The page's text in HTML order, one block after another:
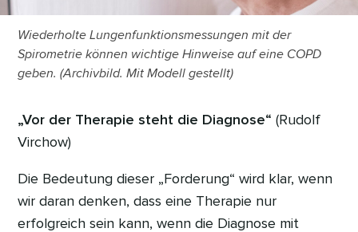
Wiederholte Lungenfunktionsmessungen mit der
Spirometrie können wichtige Hinweise auf eine COPD
geben. (Archivbild. Mit Modell gestellt)
„Vor der Therapie steht die Diagnose“ (Rudolf
Virchow)
Die Bedeutung dieser „Forderung“ wird klar, wenn
wir daran denken, dass eine Therapie nur
erfolgreich sein kann, wenn die Diagnose mit